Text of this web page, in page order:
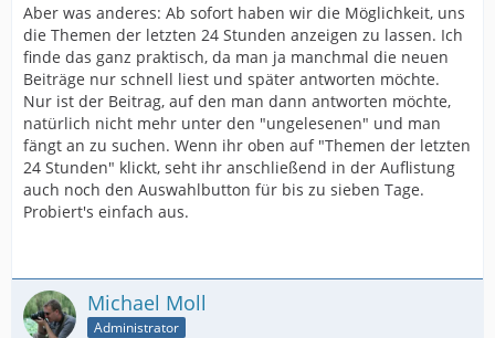
Aber was anderes: Ab sofort haben wir die Möglichkeit, uns
die Themen der letzten 24 Stunden anzeigen zu lassen. Ich
finde das ganz praktisch, da man ja manchmal die neuen
Beiträge nur schnell liest und später antworten möchte.
Nur ist der Beitrag, auf den man dann antworten möchte,
natürlich nicht mehr unter den "ungelesenen" und man
fängt an zu suchen. Wenn ihr oben auf "Themen der letzten
24 Stunden" klickt, seht ihr anschließend in der Auflistung
auch noch den Auswahlbutton für bis zu sieben Tage.
Probiert's einfach aus.
Michael Moll
Administrator